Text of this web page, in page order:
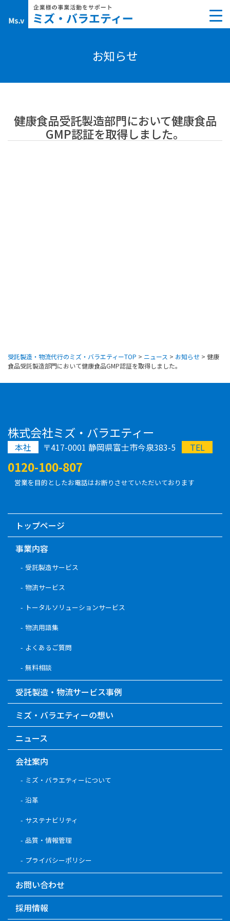
content
お知らせ
健康食品受託製造部門において健康食品
GMP認証を取得しました。
受託製造・物流代行のミズ・バラエティーTOP > ニュース > お知らせ > 健康
食品受託製造部門において健康食品GMP認証を取得しました。
株式会社ミズ・バラエティー
本社 〒417-0001 静岡県富士市今泉383-5 TEL
0120-100-807
営業を目的としたお電話はお断りさせていただいております
トップページ
事業内容
受託製造サービス
物流サービス
トータルソリューションサービス
物流用語集
よくあるご質問
無料相談
受託製造・物流サービス事例
ミズ・バラエティーの想い
ニュース
会社案内
ミズ・バラエティーについて
沿革
サステナビリティ
品質・情報管理
プライバシーポリシー
お問い合わせ
採用情報